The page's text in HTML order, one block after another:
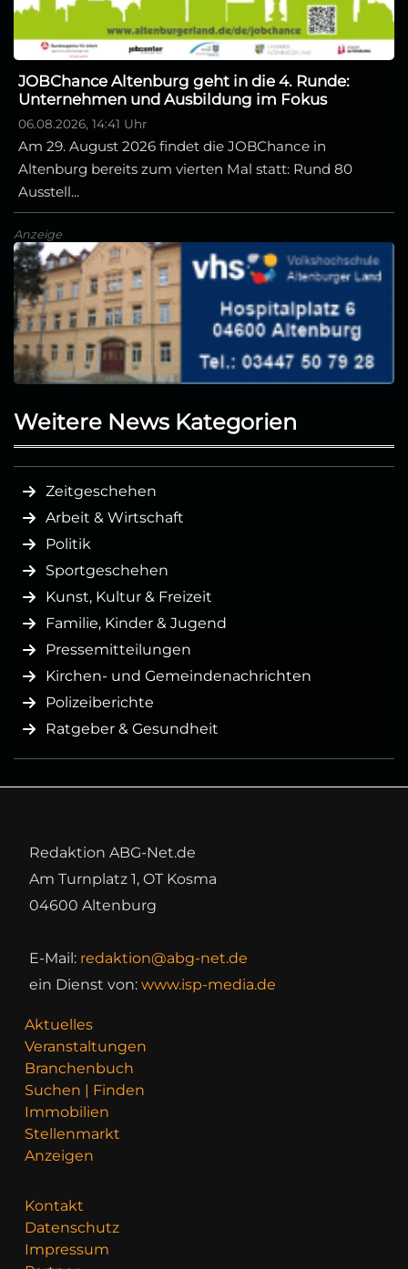
JOBChance Altenburg geht in die 4. Runde:
Unternehmen und Ausbildung im Fokus
06.08.2026, 14:41 Uhr
Am 29. August 2026 findet die JOBChance in
Altenburg bereits zum vierten Mal statt: Rund 80
Ausstell...
Anzeige
Weitere News Kategorien
Zeitgeschehen
Arbeit & Wirtschaft
Politik
Sportgeschehen
Kunst, Kultur & Freizeit
Familie, Kinder & Jugend
Pressemitteilungen
Kirchen- und Gemeindenachrichten
Polizeiberichte
Ratgeber & Gesundheit
Redaktion ABG-Net.de
Am Turnplatz 1, OT Kosma
04600 Altenburg
E-Mail: redaktion@abg-net.de
ein Dienst von: www.isp-media.de
Aktuelles
Veranstaltungen
Branchenbuch
Suchen | Finden
Immobilien
Stellenmarkt
Anzeigen
Kontakt
Datenschutz
Impressum